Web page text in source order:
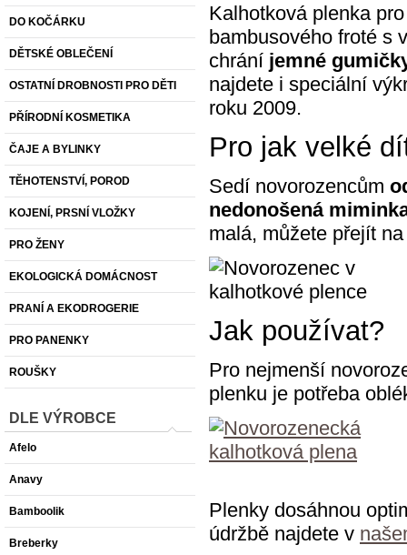
DO KOČÁRKU
DĚTSKÉ OBLEČENÍ
OSTATNÍ DROBNOSTI PRO DĚTI
PŘÍRODNÍ KOSMETIKA
ČAJE A BYLINKY
TĚHOTENSTVÍ, POROD
KOJENÍ, PRSNÍ VLOŽKY
PRO ŽENY
EKOLOGICKÁ DOMÁCNOST
PRANÍ A EKODROGERIE
PRO PANENKY
ROUŠKY
DLE VÝROBCE
Afelo
Anavy
Bamboolik
Breberky
Kalhotková plenka
bambusového froté s
chrání jemné
najdete i speciální
roku 2009.
Pro jak velké
Sedí novorozencům
nedonošená
malá, můžete přejít
Jak používat?
Pro nejmenší
plenku je potřeba
Plenky dosáhnou
údržbě najdete v